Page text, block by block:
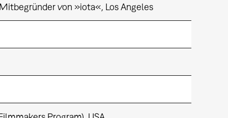
von »iota«, Los Angeles